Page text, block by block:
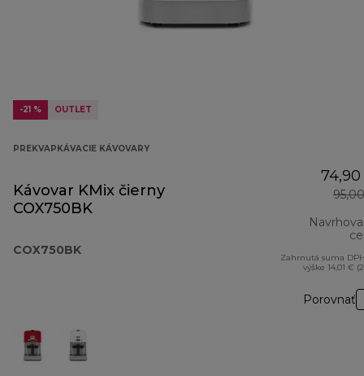
-21 % OUTLET
PREKVAPKÁVACIE KÁVOVARY
Kávovar KMix čierny
COX750BK
COX750BK
Zahrnutá suma
výške 14,01 €
Porovnať